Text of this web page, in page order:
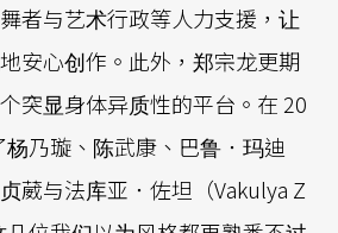
者与艺术行政等人力支援，让
安心创作。此外，郑宗龙更期
突显身体异质性的平台。在 20
乃璇、陈武康、巴鲁．玛迪
葳与法库亚．佐坦（Vakulya Z